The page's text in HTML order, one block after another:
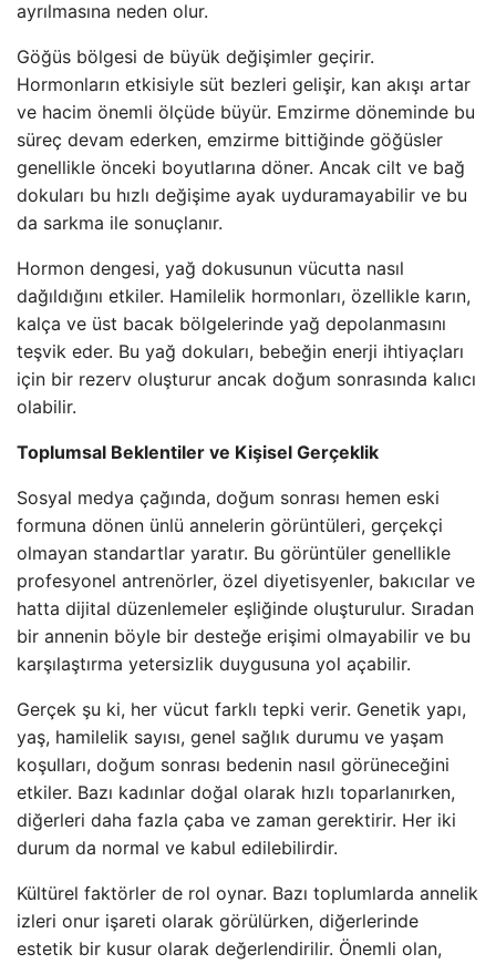
ayrılmasına neden olur.
Göğüs bölgesi de büyük değişimler geçirir.
Hormonların etkisiyle süt bezleri gelişir, kan akışı artar
ve hacim önemli ölçüde büyür. Emzirme döneminde bu
süreç devam ederken, emzirme bittiğinde göğüsler
genellikle önceki boyutlarına döner. Ancak cilt ve bağ
dokuları bu hızlı değişime ayak uyduramayabilir ve bu
da sarkma ile sonuçlanır.
Hormon dengesi, yağ dokusunun vücutta nasıl
dağıldığını etkiler. Hamilelik hormonları, özellikle karın,
kalça ve üst bacak bölgelerinde yağ depolanmasını
teşvik eder. Bu yağ dokuları, bebeğin enerji ihtiyaçları
için bir rezerv oluşturur ancak doğum sonrasında kalıcı
olabilir.
Toplumsal Beklentiler ve Kişisel Gerçeklik
Sosyal medya çağında, doğum sonrası hemen eski
formuna dönen ünlü annelerin görüntüleri, gerçekçi
olmayan standartlar yaratır. Bu görüntüler genellikle
profesyonel antrenörler, özel diyetisyenler, bakıcılar ve
hatta dijital düzenlemeler eşliğinde oluşturulur. Sıradan
bir annenin böyle bir desteğe erişimi olmayabilir ve bu
karşılaştırma yetersizlik duygusuna yol açabilir.
Gerçek şu ki, her vücut farklı tepki verir. Genetik yapı,
yaş, hamilelik sayısı, genel sağlık durumu ve yaşam
koşulları, doğum sonrası bedenin nasıl görüneceğini
etkiler. Bazı kadınlar doğal olarak hızlı toparlanırken,
diğerleri daha fazla çaba ve zaman gerektirir. Her iki
durum da normal ve kabul edilebilirdir.
Kültürel faktörler de rol oynar. Bazı toplumlarda annelik
izleri onur işareti olarak görülürken, diğerlerinde
estetik bir kusur olarak değerlendirilir. Önemli olan,